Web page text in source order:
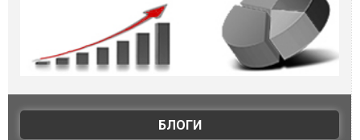
БЛОГИ